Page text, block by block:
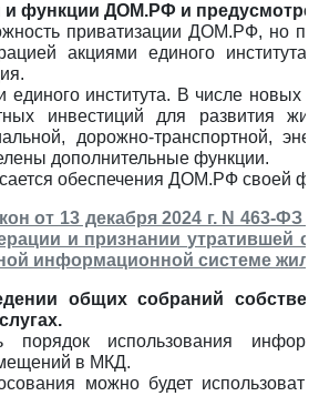
и функции ДОМ.РФ и
приватизации ДОМ.РФ, но
акциями единого
единого института. В числе новых
инвестиций для развития
дорожно-транспортной,
дополнительные функции.
обеспечения ДОМ.РФ своей
от 13 декабря 2024 г. N 463-
и признании утратившей
информационной системе
общих собраний
порядок использования
в МКД.
можно будет